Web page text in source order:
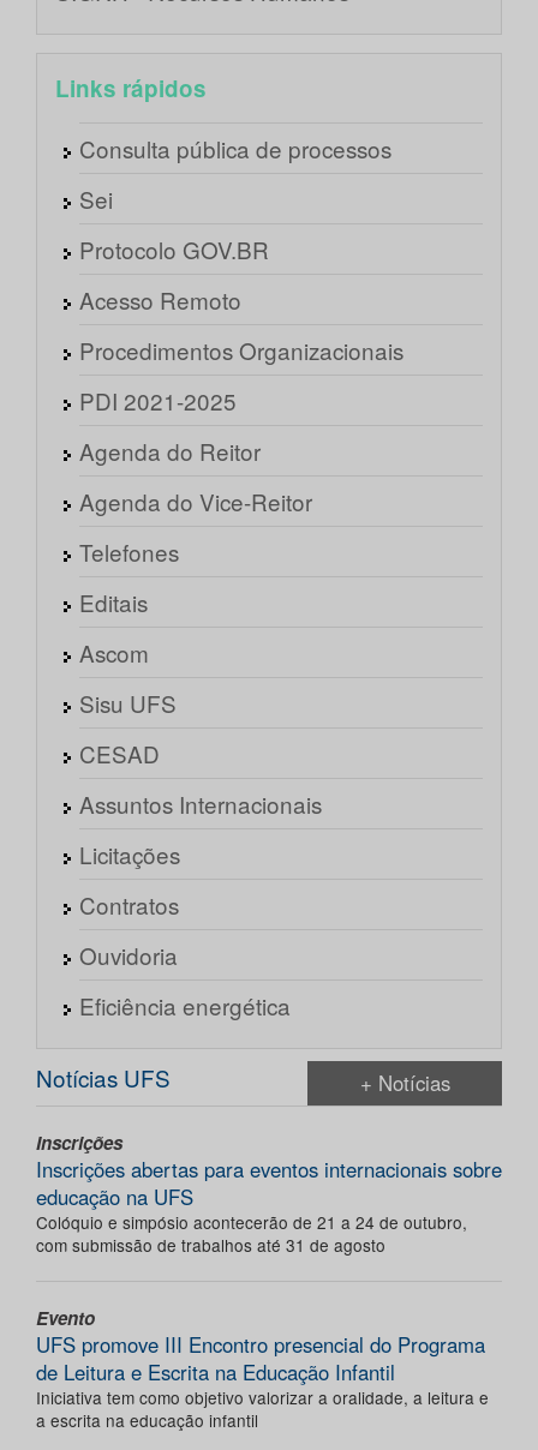
Links rápidos
Consulta pública de processos
Sei
Protocolo GOV.BR
Acesso Remoto
Procedimentos Organizacionais
PDI 2021-2025
Agenda do Reitor
Agenda do Vice-Reitor
Telefones
Editais
Ascom
Sisu UFS
CESAD
Assuntos Internacionais
Licitações
Contratos
Ouvidoria
Eficiência energética
Notícias UFS + Notícias
Inscrições
Inscrições abertas para eventos internacionais sobre
educação na UFS
Colóquio e simpósio acontecerão de 21 a 24 de outubro,
com submissão de trabalhos até 31 de agosto
Evento
UFS promove III Encontro presencial do Programa
de Leitura e Escrita na Educação Infantil
Iniciativa tem como objetivo valorizar a oralidade, a leitura e
a escrita na educação infantil